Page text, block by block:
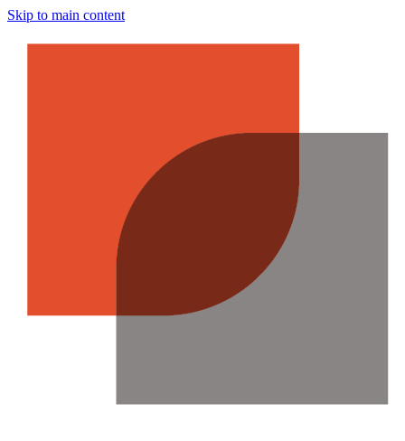
Skip to main content